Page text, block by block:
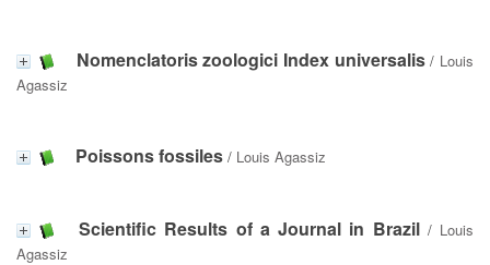
Nomenclatoris zoologici Index universalis/ Louis
Agassiz
Poissons fossiles / Louis Agassiz
Scientific Results of a Journal in Brazil/ Louis
Agassiz